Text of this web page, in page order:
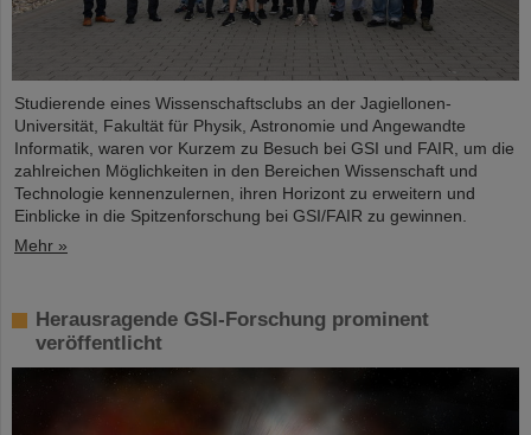
Studierende eines Wissenschaftsclubs an der Jagiellonen-
Universität, Fakultät für Physik, Astronomie und Angewandte
Informatik, waren vor Kurzem zu Besuch bei GSI und FAIR, um die
zahlreichen Möglichkeiten in den Bereichen Wissenschaft und
Technologie kennenzulernen, ihren Horizont zu erweitern und
Einblicke in die Spitzenforschung bei GSI/FAIR zu gewinnen.
Mehr »
Herausragende GSI-Forschung prominent
veröffentlicht